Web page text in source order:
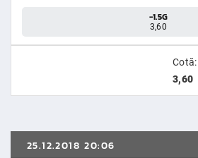
-1.5G
3,60
Cotă:
3,60
25.12.2018 20:06